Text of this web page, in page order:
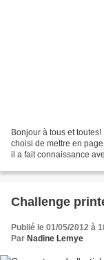
Bonjour à tous et
choisi de mettre en
il a fait connaissance
Challenge
Publié le 01/05/2012 à
Par Nadine Lemye